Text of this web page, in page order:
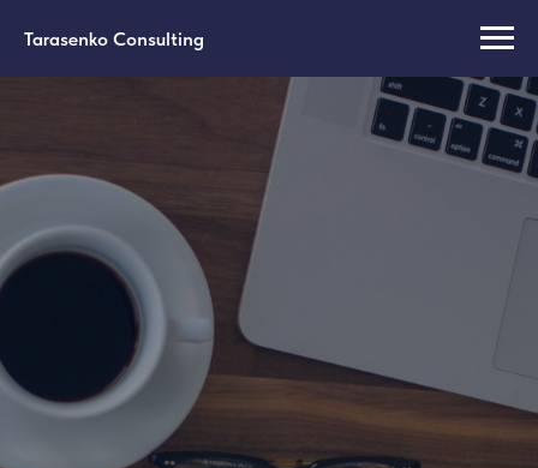
Tarasenko Consulting